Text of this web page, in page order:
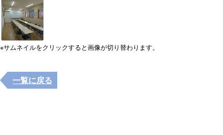
※サムネイルをクリックすると画像が切り替わります。
一覧に戻る